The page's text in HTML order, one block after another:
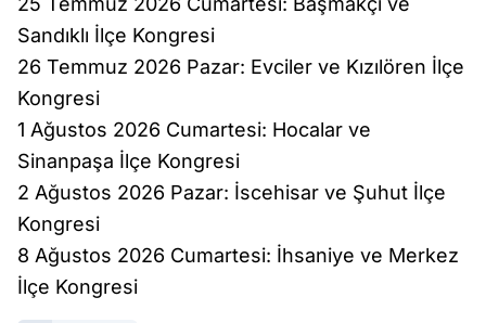
Sandıklı İlçe Kongresi
26 Temmuz 2026 Pazar: Evciler ve Kızılören İlçe
Kongresi
1 Ağustos 2026 Cumartesi: Hocalar ve
Sinanpaşa İlçe Kongresi
2 Ağustos 2026 Pazar: İscehisar ve Şuhut İlçe
Kongresi
8 Ağustos 2026 Cumartesi: İhsaniye ve Merkez
İlçe Kongresi